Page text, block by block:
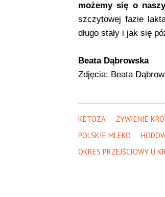
możemy się o
szczytowej fazie
długo stały i jak się
Beata Dąbrowska
Zdjęcia: Beata
KETOZA ŻYWIENIE
POLSKIE MLEKO
OKRES PRZEJŚCIOWY U